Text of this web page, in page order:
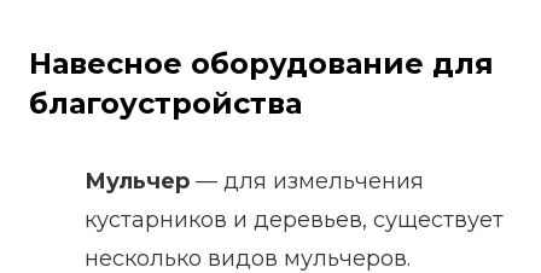
Навесное оборудование для
благоустройства
Мульчер — для измельчения
кустарников и деревьев, существует
несколько видов мульчеров.